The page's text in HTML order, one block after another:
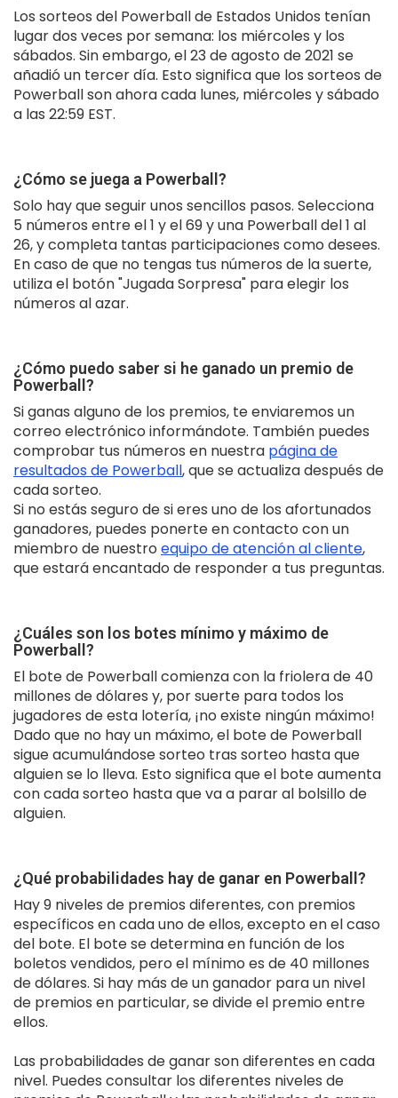
Los sorteos del Powerball de Estados Unidos tenían
lugar dos veces por semana: los miércoles y los
sábados. Sin embargo, el 23 de agosto de 2021 se
añadió un tercer día. Esto significa que los sorteos de
Powerball son ahora cada lunes, miércoles y sábado
a las 22:59 EST.
¿Cómo se juega a Powerball?
Solo hay que seguir unos sencillos pasos. Selecciona
5 números entre el 1 y el 69 y una Powerball del 1 al
26, y completa tantas participaciones como desees.
En caso de que no tengas tus números de la suerte,
utiliza el botón "Jugada Sorpresa" para elegir los
números al azar.
¿Cómo puedo saber si he ganado un premio de
Powerball?
Si ganas alguno de los premios, te enviaremos un
correo electrónico informándote. También puedes
comprobar tus números en nuestra página de
resultados de Powerball, que se actualiza después de
cada sorteo.
Si no estás seguro de si eres uno de los afortunados
ganadores, puedes ponerte en contacto con un
miembro de nuestro equipo de atención al cliente,
que estará encantado de responder a tus preguntas.
¿Cuáles son los botes mínimo y máximo de
Powerball?
El bote de Powerball comienza con la friolera de 40
millones de dólares y, por suerte para todos los
jugadores de esta lotería, ¡no existe ningún máximo!
Dado que no hay un máximo, el bote de Powerball
sigue acumulándose sorteo tras sorteo hasta que
alguien se lo lleva. Esto significa que el bote aumenta
con cada sorteo hasta que va a parar al bolsillo de
alguien.
¿Qué probabilidades hay de ganar en Powerball?
Hay 9 niveles de premios diferentes, con premios
específicos en cada uno de ellos, excepto en el caso
del bote. El bote se determina en función de los
boletos vendidos, pero el mínimo es de 40 millones
de dólares. Si hay más de un ganador para un nivel
de premios en particular, se divide el premio entre
ellos.
Las probabilidades de ganar son diferentes en cada
nivel. Puedes consultar los diferentes niveles de